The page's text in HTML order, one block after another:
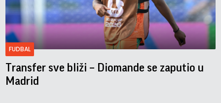
FUDBAL
Transfer sve bliži – Diomande se zaputio u
Madrid